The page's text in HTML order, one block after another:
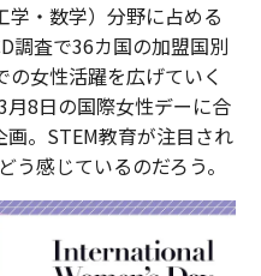
学・数学）分野に占める
調査で36カ国の加盟国別
女性活躍を広げていく
8日の国際女性デーに合
。STEM教育が注目され
う感じているのだろう。